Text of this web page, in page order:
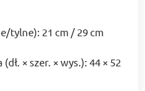
tylne): 21 cm / 29 cm
× szer. × wys.): 44 × 52